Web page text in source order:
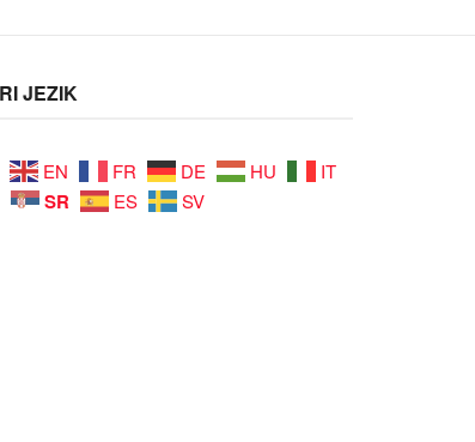
JEZIK
EN FR DE HU
IT
SR ES SV